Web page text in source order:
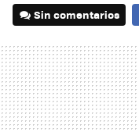
Sin comentarios